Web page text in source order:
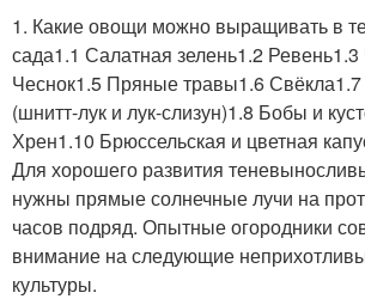
1. Какие овощи можно выращивать в
сада1.1 Салатная зелень1.2
Чеснок1.5 Пряные травы1.6 Свёкла1.7
(шнитт-лук и лук-слизун)1.8 Бобы и
Хрен1.10 Брюссельская и цветная
Для хорошего развития
нужны прямые солнечные лучи на
часов подряд. Опытные огородники
внимание на следующие
культуры.